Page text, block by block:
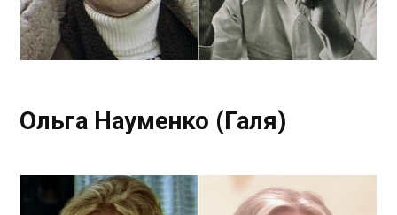
Ольга Науменко (Галя)